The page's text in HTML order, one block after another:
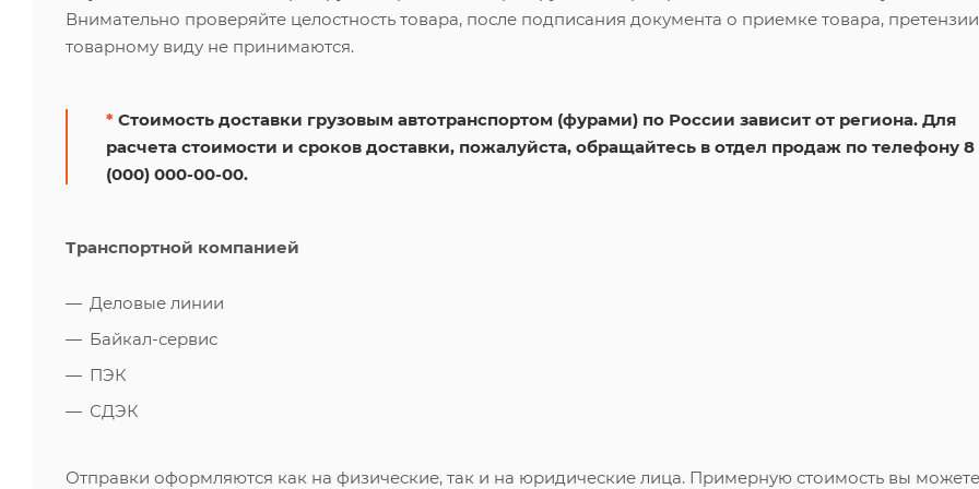
Внимательно проверяйте целостность товара, после подписания документа о приемке товара,
товарному виду не принимаются.
* Стоимость доставки грузовым автотранспортом (фурами) по России зависит от региона. Для
расчета стоимости и сроков доставки, пожалуйста, обращайтесь в отдел продаж по телефону 8
(000) 000-00-00.
Транспортной компанией
Деловые линии
Байкал-сервис
ПЭК
СДЭК
Отправки оформляются как на физические, так и на юридические лица. Примерную стоимость вы можете